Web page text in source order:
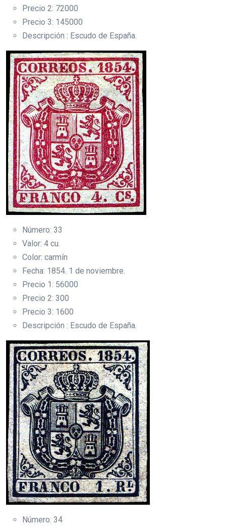
Precio 2: 72000
Precio 3: 145000
Descripción : Escudo de España.
Número: 33
Valor: 4 cu.
Color: carmín
Fecha: 1854. 1 de noviembre.
Precio 1: 56000
Precio 2: 300
Precio 3: 1600
Descripción : Escudo de España.
Número: 34